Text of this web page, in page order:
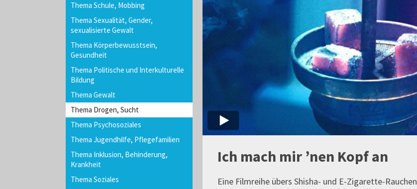
Ich mach mir ’nen Kopf an
Eine Filmreihe übers Shisha- und E-Zigarette-Rauchen
Thema Schule, Mobbing
Thema Sexualität, Gender,
sexualisierte Gewalt
Thema Körperbewusstsein,
Gesundheit
Thema Politische und Interkulturelle
Bildung
Thema Gewalt
Thema Drogen, Sucht
Thema Psychosoziales
Thema Jugendhilfe, Pflegefamilien
Thema Inklusion, Behinderung,
Krankheit
Thema Soziales